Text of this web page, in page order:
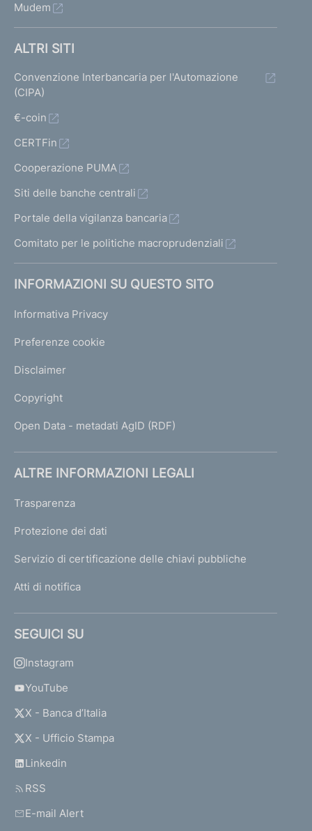
Mudem
ALTRI SITI
Convenzione Interbancaria per l'Automazione
(CIPA)
€-coin
CERTFin
Cooperazione PUMA
Siti delle banche centrali
Portale della vigilanza bancaria
Comitato per le politiche macroprudenziali
INFORMAZIONI SU QUESTO SITO
Informativa Privacy
Preferenze cookie
Disclaimer
Copyright
Open Data - metadati AgID (RDF)
ALTRE INFORMAZIONI LEGALI
Trasparenza
Protezione dei dati
Servizio di certificazione delle chiavi pubbliche
Atti di notifica
SEGUICI SU
Instagram
YouTube
X - Banca d’Italia
X - Ufficio Stampa
Linkedin
RSS
E-mail Alert